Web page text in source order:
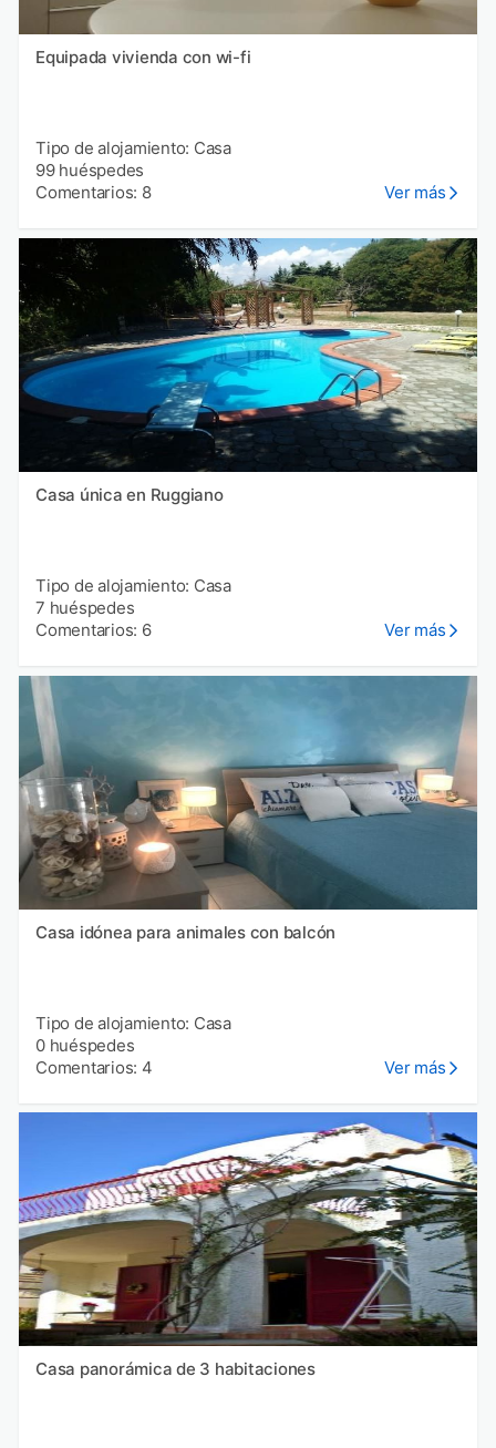
Equipada vivienda con wi-fi
Tipo de alojamiento: Casa
99 huéspedes
Comentarios: 8
Ver más
Casa única en Ruggiano
Tipo de alojamiento: Casa
7 huéspedes
Comentarios: 6
Ver más
Casa idónea para animales con balcón
Tipo de alojamiento: Casa
0 huéspedes
Comentarios: 4
Ver más
Casa panorámica de 3 habitaciones